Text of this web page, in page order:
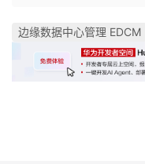
边缘数据中心管理 EDCM